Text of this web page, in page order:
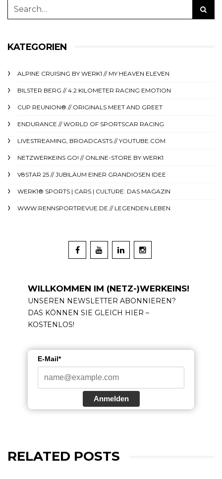
KATEGORIEN
ALPINE CRUISING BY WERK1 // MY HEAVEN ELEVEN
BILSTER BERG // 4.2 KILOMETER RACING EMOTION
CUP REUNION® // ORIGINALS MEET AND GREET
ENDURANCE // WORLD OF SPORTSCAR RACING
LIVESTREAMING, BROADCASTS // YOUTUBE.COM
NETZWERKEINS GO! // ONLINE-STORE BY WERK1
V8STAR 25 // JUBILÄUM EINER GRANDIOSEN IDEE
WERK1® SPORTS | CARS | CULTURE: DAS MAGAZIN
WWW.RENNSPORTREVUE.DE // LEGENDEN LEBEN
WILLKOMMEN IM (NETZ-)WERKEINS!
UNSEREN NEWSLETTER ABONNIEREN?
DAS KÖNNEN SIE GLEICH HIER –
KOSTENLOS!
E-Mail*
Anmelden
RELATED POSTS